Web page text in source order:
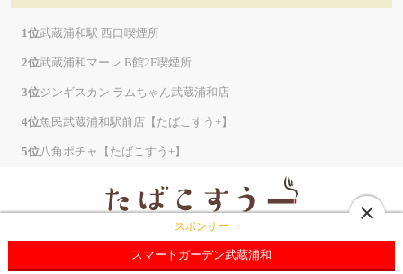
武蔵浦和駅 西口喫煙所
武蔵浦和マーレ B館2F喫煙所
ジンギスカン ラムちゃん武蔵浦和店
魚民武蔵浦和駅前店【たばこすう+】
八角ポチャ【たばこすう+】
スポンサー
スマートガーデン武蔵浦和
close
最寄りの喫煙情報サイト
会社概要 お問合わせ 掲載店様向け